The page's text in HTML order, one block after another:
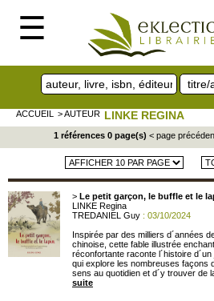
☰
ACCUEIL > AUTEUR LINKE REGINA
1 références 0 page(s) < page
> Le petit garçon, le buffle et le
LINKE Regina
TREDANIEL Guy : 03/10/2024
Inspirée par des milliers d´années
chinoise, cette fable illustrée
réconfortante raconte l´histoire
qui explore les nombreuses façons
sens au quotidien et d´y trouver de
suite